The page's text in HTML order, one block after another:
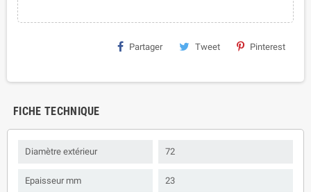
Partager Tweet Pinterest
FICHE TECHNIQUE
Diamètre extérieur 72
Epaisseur mm 23